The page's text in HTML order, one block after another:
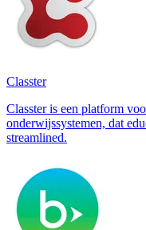
Classter
Classter is een platform
onderwijssystemen, dat
streamlined.